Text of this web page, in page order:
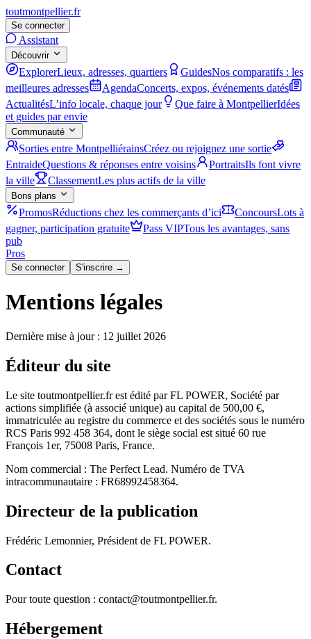
toutmontpellier.fr
Se connecter
Assistant
Découvrir
ExplorerLieux, adresses, quartiers GuidesNos comparatifs : les
meilleures adresses
AgendaConcerts, expos, événements datés
ActualitésL’info locale, chaque jour Que faire à MontpellierIdées
et guides par envie
Communauté
Sorties entre MontpelliérainsCréez ou rejoignez une sortie
EntraideQuestions & réponses entre voisins PortraitsIls font vivre
la ville
ClassementLes plus actifs de la ville
Bons plans
PromosRéductions chez les commerçants d’ici ConcoursLots à
gagner, participation gratuite
Pass VIPTous les avantages, sans
pub
Pros
Se connecter S'inscrire →
Mentions légales
Dernière mise à jour : 12 juillet 2026
Éditeur du site
Le site toutmontpellier.fr est édité par FL POWER, Société par
actions simplifiée (à associé unique) au capital de 500,00 €,
immatriculée au registre du commerce et des sociétés sous le numéro
RCS Paris 992 458 364, dont le siège social est situé 60 rue
François 1er, 75008 Paris, France.
Nom commercial : The Perfect Lead. Numéro de TVA
intracommunautaire : FR68992458364.
Directeur de la publication
Frédéric Lemonnier, Président de FL POWER.
Contact
Pour toute question : contact@toutmontpellier.fr.
Hébergement